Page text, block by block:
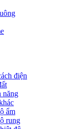
điện
năng
ẩm
rung